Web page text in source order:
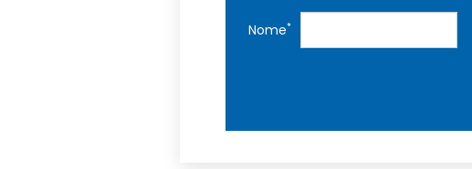
Nome*